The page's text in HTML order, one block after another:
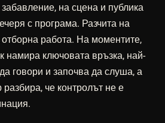
на сцена и публика
с програма. Разчита на
работа. На моментите,
намира ключовата връзка, най-
говори и започва да слуша, а
разбира, че контролът не е